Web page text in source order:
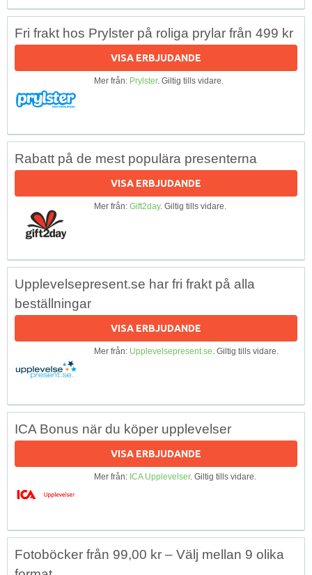
Fri frakt hos Prylster på roliga prylar från 499 kr
VISA ERBJUDANDE
Mer från: Prylster. Giltig tills vidare.
Rabatt på de mest populära presenterna
VISA ERBJUDANDE
Mer från: Gift2day. Giltig tills vidare.
Upplevelsepresent.se har fri frakt på alla
beställningar
VISA ERBJUDANDE
Mer från: Upplevelsepresent.se. Giltig tills vidare.
ICA Bonus när du köper upplevelser
VISA ERBJUDANDE
Mer från: ICA Upplevelser. Giltig tills vidare.
Fotoböcker från 99,00 kr – Välj mellan 9 olika